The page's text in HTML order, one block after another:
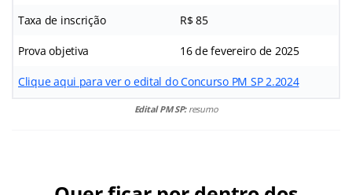
Taxa de inscrição R$ 85
Prova objetiva 16 de fevereiro de 2025
Clique aqui para ver o edital do Concurso PM SP 2.2024
Edital PM SP: resumo